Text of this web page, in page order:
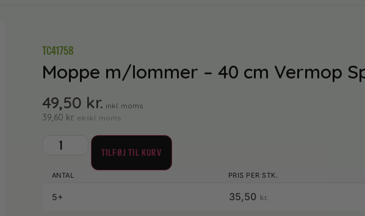
TC41758
Moppe m/lommer – 40 cm Vermop
49,50 kr. inkl. moms
39,60 kr. ekskl. moms
TILFØJ TIL KURV
5+ 35,50 kr.